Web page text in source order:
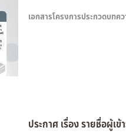
เอกสารโครงการประกวดบท
ประกาศ เรื่อง รายชื่อผู้